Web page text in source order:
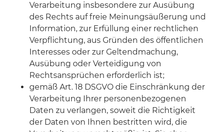
Verarbeitung insbesondere zur Ausübung
des Rechts auf freie Meinungsäußerung und
Information, zur Erfüllung einer rechtlichen
Verpflichtung, aus Gründen des öffentlichen
Interesses oder zur Geltendmachung,
Ausübung oder Verteidigung von
Rechtsansprüchen erforderlich ist;
gemäß Art. 18 DSGVO die Einschränkung der
Verarbeitung Ihrer personenbezogenen
Daten zu verlangen, soweit die Richtigkeit
der Daten von Ihnen bestritten wird, die